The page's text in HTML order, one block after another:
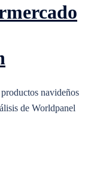
navideños
de Worldpanel